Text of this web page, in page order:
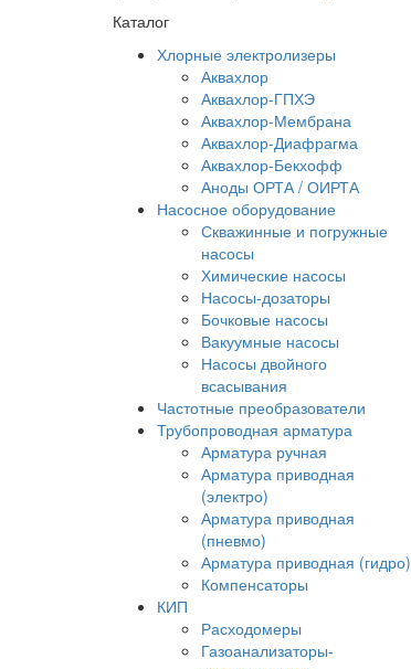
Каталог
Хлорные электролизеры
Аквахлор
Аквахлор-ГПХЭ
Аквахлор-Мембрана
Аквахлор-Диафрагма
Аквахлор-Бекхофф
Аноды ОРТА / ОИРТА
Насосное оборудование
Скважинные и погружные
насосы
Химические насосы
Насосы-дозаторы
Бочковые насосы
Вакуумные насосы
Насосы двойного
всасывания
Частотные преобразователи
Трубопроводная арматура
Арматура ручная
Арматура приводная
(электро)
Арматура приводная
(пневмо)
Арматура приводная (гидро)
Компенсаторы
КИП
Расходомеры
Газоанализаторы-